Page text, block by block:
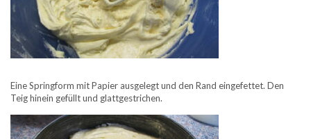
Eine Springform mit Papier ausgelegt und den Rand eingefettet. Den
Teig hinein gefüllt und glattgestrichen.